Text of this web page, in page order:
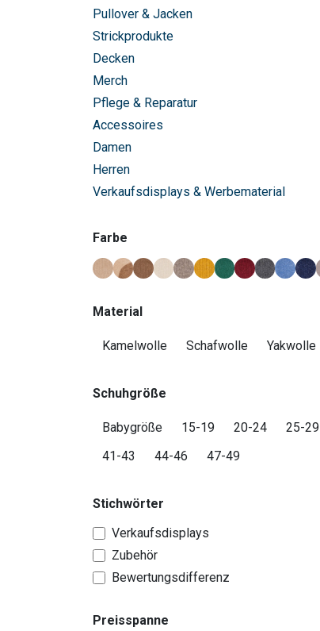
Pullover & Jacken
Strickprodukte
Decken
Merch
Pflege & Reparatur
Accessoires
Damen
Herren
Verkaufsdisplays & Werbematerial
Farbe
Material
Kamelwolle Schafwolle Yakwolle
Schuhgröße
Babygröße 15-19 20-24 25-29
41-43
44-46 47-49
Stichwörter
Verkaufsdisplays
Zubehör
Bewertungsdifferenz
Preisspanne